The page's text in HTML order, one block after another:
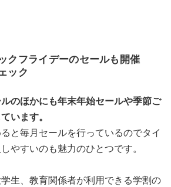
クフライデーのセールも開催
ック
のほかにも年末年始セールや季節ご
います。
と毎月セールを行っているのでタイ
やすいのも魅力のひとつです。
生、教育関係者が利用できる学割の